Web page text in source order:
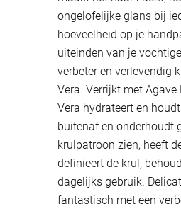
ongelofelijke glans bij
hoeveelheid op je
uiteinden van je
verbeter en verlevendig
Vera. Verrijkt met
Vera hydrateert en
buitenaf en onderhoudt
krulpatroon zien, heeft
definieert de krul,
dagelijks gebruik.
fantastisch met een